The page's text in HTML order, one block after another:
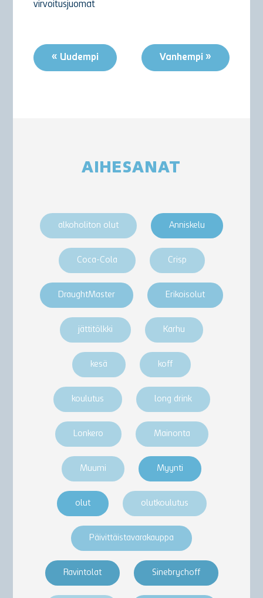
virvoitusjuomat
Vanhempi »
« Uudempi
AIHESANAT
alkoholiton olut Anniskelu
Coca-Cola Crisp
DraughtMaster Erikoisolut
jättitölkki Karhu
kesä koff
koulutus long drink
Lonkero Mainonta
Muumi Myynti
olut olutkoulutus
Päivittäistavarakauppa
Ravintolat Sinebrychoff